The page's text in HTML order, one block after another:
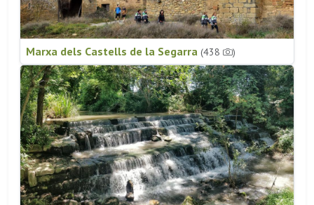
Marxa dels Castells de la Segarra (438 )